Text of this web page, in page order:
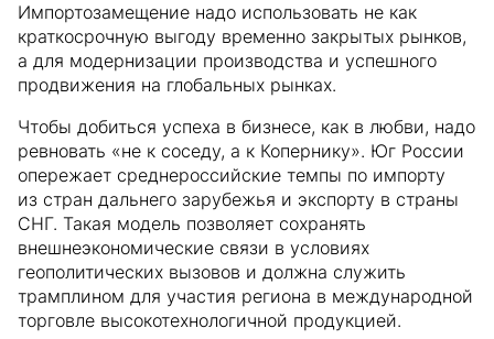
Импортозамещение надо использовать не как
краткосрочную выгоду временно закрытых рынков,
а для модернизации производства и успешного
продвижения на глобальных рынках.
Чтобы добиться успеха в бизнесе, как в любви, надо
ревновать «не к соседу, а к Копернику». Юг России
опережает среднероссийские темпы по импорту
из стран дальнего зарубежья и экспорту в страны
СНГ. Такая модель позволяет сохранять
внешнеэкономические связи в условиях
геополитических вызовов и должна служить
трамплином для участия региона в международной
торговле высокотехнологичной продукцией.